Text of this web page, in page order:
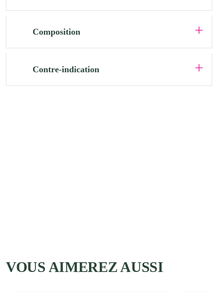
Composition
Contre-indication
VOUS AIMEREZ AUSSI